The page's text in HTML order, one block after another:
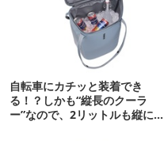
自転車にカチッと装着でき
る！？しかも“縦長のクーラ
ー”なので、2リットルも縦に入